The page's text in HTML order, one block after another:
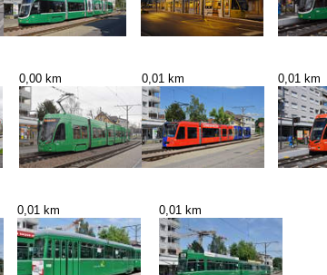
0,00 km 0,01 km 0,01 km
0,01 km 0,01 km